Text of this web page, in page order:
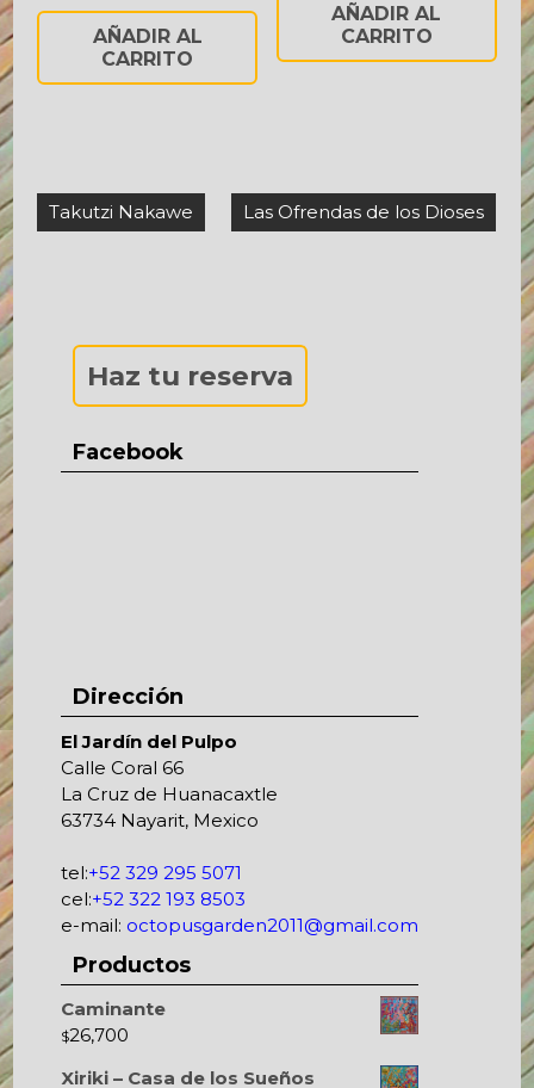
AÑADIR AL
CARRITO
AÑADIR AL
CARRITO
Navegación
de
Takutzi Nakawe Las Ofrendas de los Dioses
Haz tu reserva
Facebook
Dirección
El Jardín del Pulpo
Calle Coral 66
La Cruz de Huanacaxtle
63734 Nayarit, Mexico
tel:+52 329 295 5071
cel:+52 322 193 8503
e-mail: octopusgarden2011@gmail.com
Productos
Caminante
$26,700
Xiriki – Casa de los Sueños